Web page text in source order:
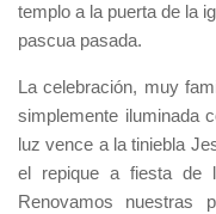
templo a la puerta de la
pascua pasada.
La celebración, muy
simplemente iluminada
luz vence a la tiniebla
el repique a fiesta de
Renovamos nuestras